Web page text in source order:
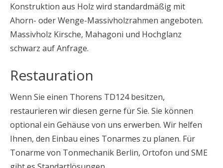
Konstruktion aus Holz wird standardmäßig mit
Ahorn- oder Wenge-Massivholzrahmen angeboten.
Massivholz Kirsche, Mahagoni und Hochglanz
schwarz auf Anfrage.
Restauration
Wenn Sie einen Thorens TD124 besitzen,
restaurieren wir diesen gerne für Sie. Sie können
optional ein Gehäuse von uns erwerben. Wir helfen
Ihnen, den Einbau eines Tonarmes zu planen. Für
Tonarme von Tonmechanik Berlin, Ortofon und SME